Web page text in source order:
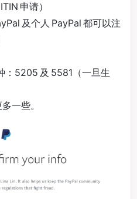
申请）
及个人 PayPal 都可以注
：5205 及 5581（一旦生
一些。